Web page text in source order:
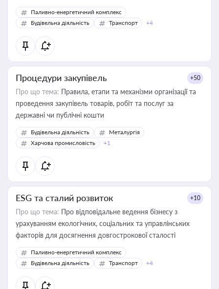
Паливно-енергетичний комплекс
Будівельна діяльність
Транспорт +4
Процедури закупівель +50
Про що тема: Правила, етапи та механізми організації та
проведення закупівель товарів, робіт та послуг за
державні чи публічні кошти
Будівельна діяльність
Металургія
Харчова промисловість
+1
ESG та сталий розвиток +10
Про що тема: Про відповідальне ведення бізнесу з
урахуванням екологічних, соціальних та управлінських
факторів для досягнення довгострокової сталості
Паливно-енергетичний комплекс
Будівельна діяльність
Транспорт +4